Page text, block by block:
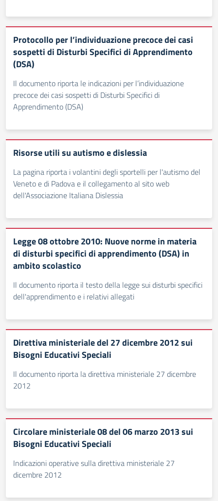
Protocollo per l’individuazione precoce dei casi
sospetti di Disturbi Specifici di Apprendimento
(DSA)
Il documento riporta le indicazioni per l’individuazione
precoce dei casi sospetti di Disturbi Specifici di
Apprendimento (DSA)
Risorse utili su autismo e dislessia
La pagina riporta i volantini degli sportelli per l'autismo del
Veneto e di Padova e il collegamento al sito web
dell'Associazione Italiana Dislessia
Legge 08 ottobre 2010: Nuove norme in materia
di disturbi specifici di apprendimento (DSA) in
ambito scolastico
Il documento riporta il testo della legge sui disturbi specifici
dell'apprendimento e i relativi allegati
Direttiva ministeriale del 27 dicembre 2012 sui
Bisogni Educativi Speciali
Il documento riporta la direttiva ministeriale 27 dicembre
2012
Circolare ministeriale 08 del 06 marzo 2013 sui
Bisogni Educativi Speciali
Indicazioni operative sulla direttiva ministeriale 27
dicembre 2012